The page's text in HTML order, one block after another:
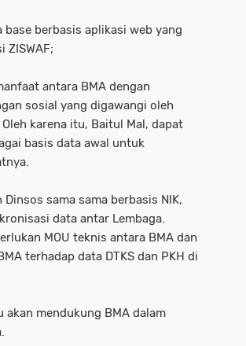
berbasis aplikasi web yang
antara BMA dengan
sosial yang digawangi oleh
karena itu, Baitul Mal, dapat
basis data awal untuk
sama sama berbasis NIK,
data antar Lembaga.
MOU teknis antara BMA dan
terhadap data DTKS dan PKH di
akan mendukung BMA dalam